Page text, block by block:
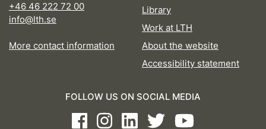
+46 46 222 72 00
info@lth.se
More contact information
Library
Work at LTH
About the website
Accessibility statement
FOLLOW US ON SOCIAL MEDIA
FacebookInstagramLinkedInTwitterYoutube